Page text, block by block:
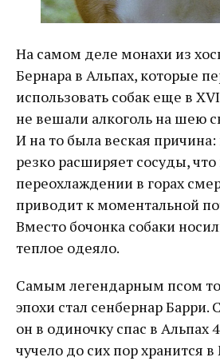
На самом деле монахи из
Бернара в Альпах, которые
использовать собак еще в
не вешали алкоголь на шею
И на то была веская
резко расширяет сосуды,
переохлаждении в горах
приводит к моментальной
Вместо бочонка собаки
теплое одеяло.
Самым легендарным псом
эпохи стал сенбернар Барри.
он в одиночку спас в Альпах
чучело до сих пор хранится